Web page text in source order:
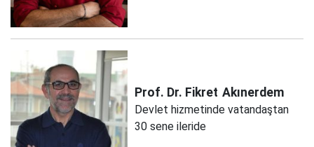
Prof. Dr. Fikret Akınerdem
Devlet hizmetinde vatandaştan
30 sene ileride